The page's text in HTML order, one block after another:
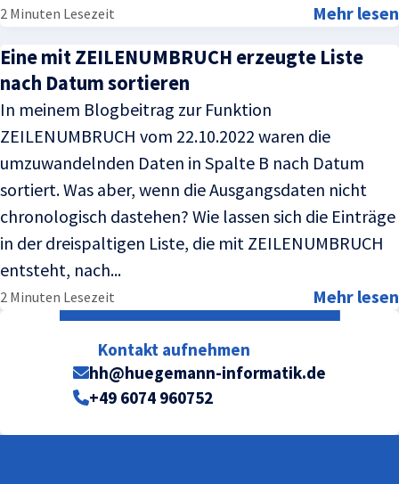
2 Minuten Lesezeit Mehr lesen
Eine mit ZEILENUMBRUCH erzeugte Liste
nach Datum sortieren
In meinem Blogbeitrag zur Funktion
ZEILENUMBRUCH vom 22.10.2022 waren die
umzuwandelnden Daten in Spalte B nach Datum
sortiert. Was aber, wenn die Ausgangsdaten nicht
chronologisch dastehen? Wie lassen sich die Einträge
in der dreispaltigen Liste, die mit ZEILENUMBRUCH
entsteht, nach...
2 Minuten Lesezeit Mehr lesen
Kontakt aufnehmen
hh@huegemann-informatik.de
+49 6074 960752